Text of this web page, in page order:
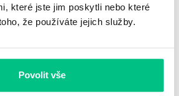
které jste jim poskytli nebo které
že používáte jejich služby.
Povolit vše
od 27.7.2026 zdražuje
Raiffeisenbank
do 6.9.2026